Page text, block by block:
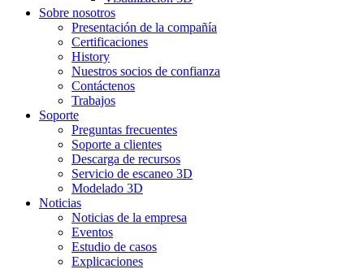
Sobre nosotros
Presentación de la compañía
Certificaciones
History
Nuestros socios de confianza
Contáctenos
Trabajos
Soporte
Preguntas frecuentes
Soporte a clientes
Descarga de recursos
Servicio de escaneo 3D
Modelado 3D
Noticias
Noticias de la empresa
Eventos
Estudio de casos
Explicaciones